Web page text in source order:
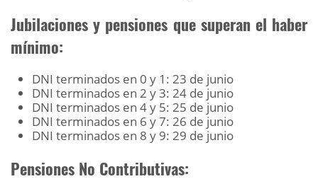
Jubilaciones y pensiones que superan el haber
mínimo:
DNI terminados en 0 y 1: 23 de junio
DNI terminados en 2 y 3: 24 de junio
DNI terminados en 4 y 5: 25 de junio
DNI terminados en 6 y 7: 26 de junio
DNI terminados en 8 y 9: 29 de junio
Pensiones No Contributivas: